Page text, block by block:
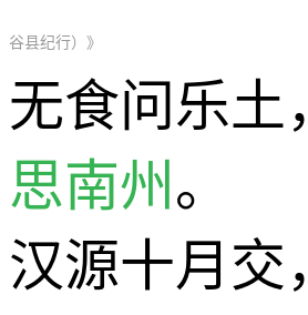
谷县纪行）》
无食问乐土
思南州 。
汉源十月交